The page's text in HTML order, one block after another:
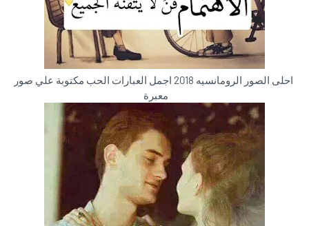
احلى الصور الرومانسيه 2018 اجمل العبارات الحب مكتوبة علي صور
معبرة